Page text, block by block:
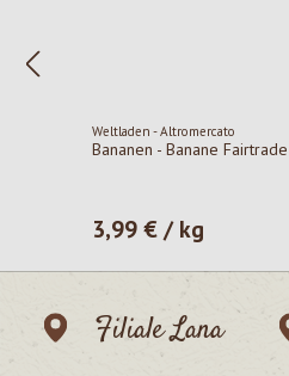
Weltladen - Altromercato
Bananen - Banane Fairtrade
Prezzo normale:
3,99 € / kg
Filiale Lana